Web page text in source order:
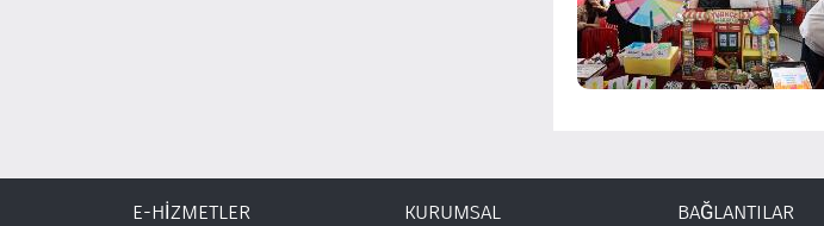
E-HİZMETLER KURUMSAL BAĞLANTILAR